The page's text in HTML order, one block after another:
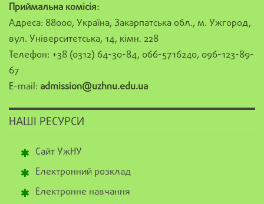
Приймальна комісія:
Адреса: 88000, Україна, Закарпатська обл., м. Ужгород,
вул. Університетська, 14, кімн. 228
Телефон: +38 (0312) 64-30-84, 066-5716240, 096-123-89-
67
E-mail: admission@uzhnu.edu.ua
НАШІ РЕСУРСИ
Сайт УжНУ
Електронний розклад
Електронне навчання